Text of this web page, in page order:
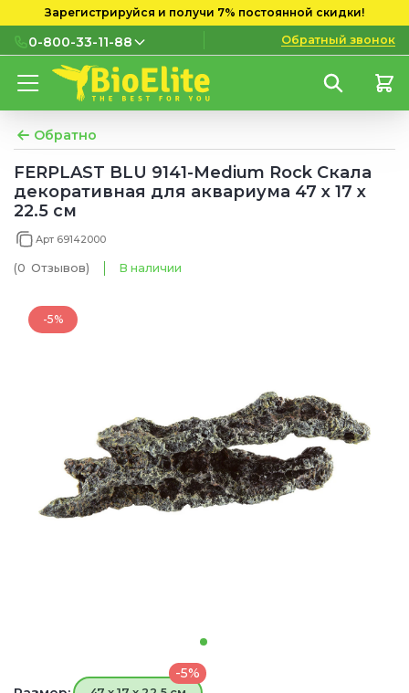
Зарегистрируйся и получи 7% постоянной скидки!
0-800-33-11-88
0-800-33-11-88
мобильных номеров
(097) 133 11 88
(095) 133 11 88
(073) 133 11 88
Обратный звонок
Обратно
FERPLAST BLU 9141-Medium Rock Скала
декоративная для аквариума 47 x 17 x
22.5 см
Арт 69142000
(0 Отзывов) В наличии
-5%
-5%